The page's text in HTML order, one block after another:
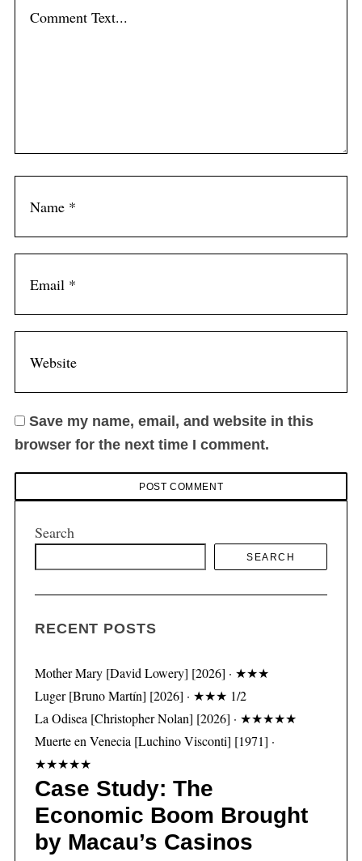
Save my name, email, and website in this
browser for the next time I comment.
Search
SEARCH
RECENT POSTS
Mother Mary [David Lowery] [2026] · ★★★
Luger [Bruno Martín] [2026] · ★★★ 1/2
La Odisea [Christopher Nolan] [2026] · ★★★★★
Muerte en Venecia [Luchino Visconti] [1971] ·
★★★★★
Case Study: The
Economic Boom Brought
by Macau’s Casinos